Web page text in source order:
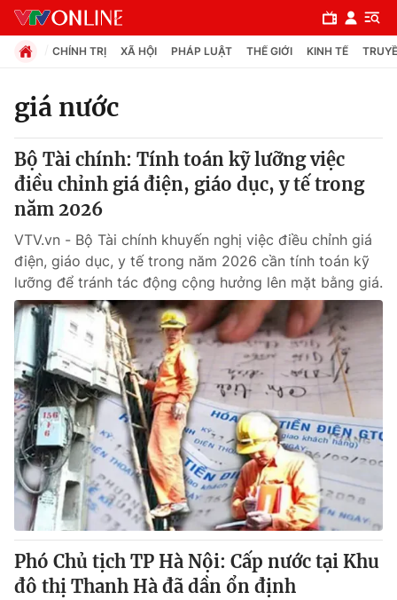
Chuyên mục
Chính trị
Pháp luật
Y tế
Thế giới
Tin tức
Thế giới đó đây
Câu chuyện quốc tế
Kinh tế
Tài chính
Thị trường
Góc doanh nghiệp
Dữ liệu và đời sống
Truyền hình
Phim VTV
Giải trí
CHÍNH TRỊ XÃ HỘI PHÁP LUẬT THẾ GIỚI KINH TẾ
giá nước
Bộ Tài chính: Tính toán kỹ lưỡng việc
điều chỉnh giá điện, giáo dục, y tế trong
năm 2026
VTV.vn - Bộ Tài chính khuyến nghị việc điều chỉnh giá
điện, giáo dục, y tế trong năm 2026 cần tính toán kỹ
lưỡng để tránh tác động cộng hưởng lên mặt bằng giá.
Phó Chủ tịch TP Hà Nội: Cấp nước tại Khu
đô thị Thanh Hà đã dần ổn định